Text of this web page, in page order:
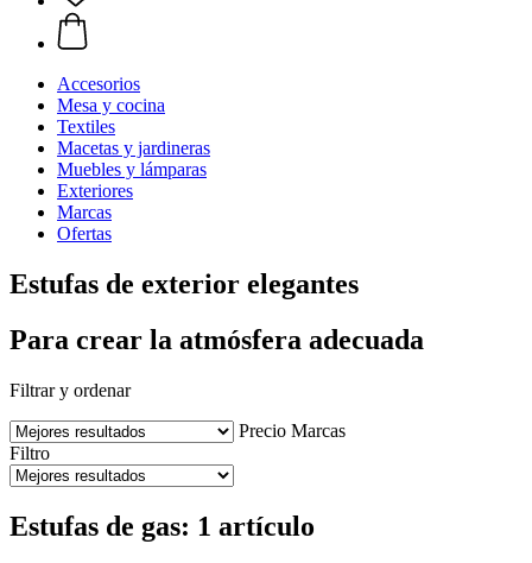
Accesorios
Mesa y cocina
Textiles
Macetas y jardineras
Muebles y lámparas
Exteriores
Marcas
Ofertas
Estufas de exterior elegantes
Para crear la atmósfera adecuada
Filtrar y ordenar
Precio Marcas
Filtro
Estufas de gas: 1 artículo